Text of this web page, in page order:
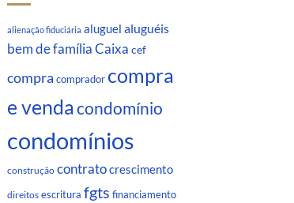
alienação fiduciária aluguel aluguéis
bem de família Caixa cef
compra comprador compra
e vendacondomínio
condomínios
construção contratocrescimento
direitos escritura fgts financiamento